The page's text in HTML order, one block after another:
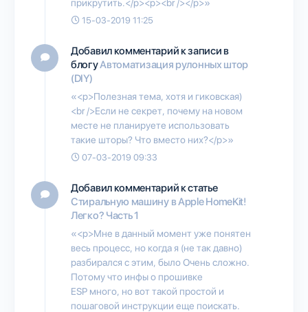
прикрутить.</p><p><br /></p>»
15-03-2019 11:25
Добавил комментарий к записи в
блогуАвтоматизация рулонных штор
(DIY)
«<p>Полезная тема, хотя и гиковская)
<br />Если не секрет, почему на новом
месте не планируете использовать
такие шторы? Что вместо них?</p>»
07-03-2019 09:33
Добавил комментарий к статье
Стиральную машину в Apple HomeKit!
Легко? Часть 1
«<p>Мне в данный момент уже понятен
весь процесс, но когда я (не так давно)
разбирался с этим, было Очень сложно.
Потому что инфы о прошивке
ESP много, но вот такой простой и
пошаговой инструкции еще поискать.